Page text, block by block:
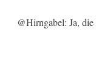
@Hirngabel: Ja,